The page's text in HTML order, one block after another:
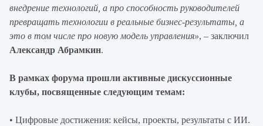
внедрение технологий, а про способность руководителей
превращать технологии в реальные бизнес-результаты, а
это в том числе про новую модель управления», – заключил
Александр Абрамкин.
В рамках форума прошли активные дискуссионные
клубы, посвященные следующим темам:
• Цифровые достижения: кейсы, проекты, результаты с ИИ.